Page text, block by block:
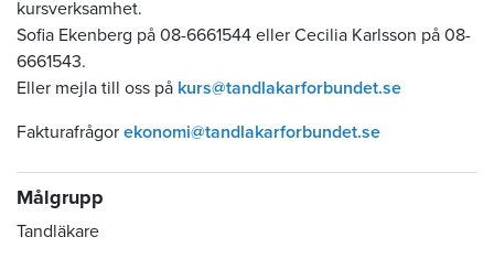
kursverksamhet.
Sofia Ekenberg på 08-6661544 eller Cecilia Karlsson på 08-
6661543.
Eller mejla till oss på kurs@tandlakarforbundet.se
Fakturafrågor ekonomi@tandlakarforbundet.se
Målgrupp
Tandläkare